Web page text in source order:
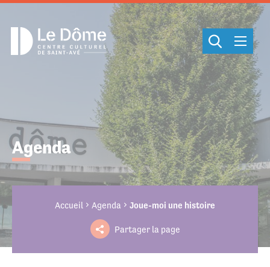
Agenda
Accueil Agenda Joue-moi une histoire
Partager la page
Cookies management panel